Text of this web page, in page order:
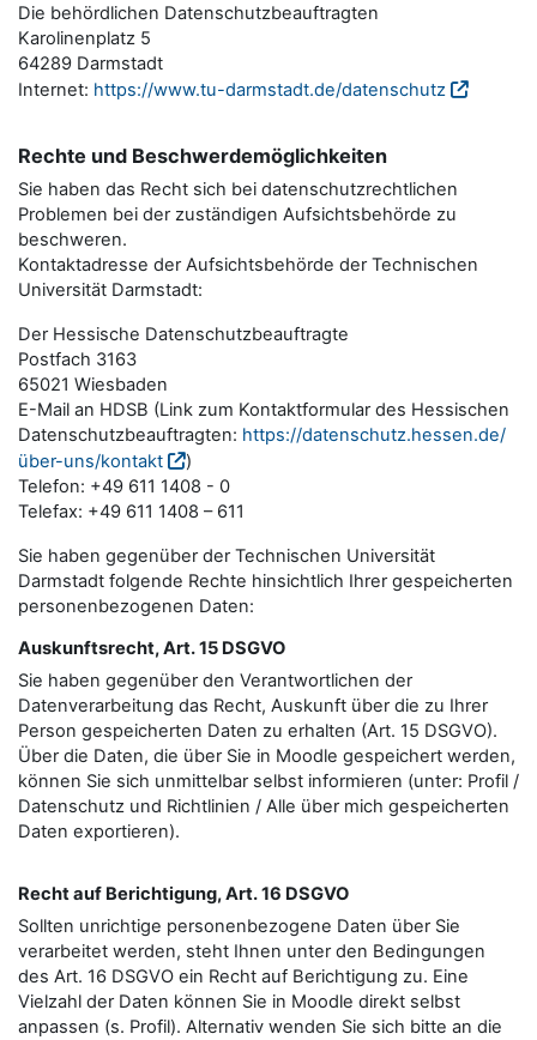
Die behördlichen Datenschutzbeauftragten
Karolinenplatz 5
64289 Darmstadt
Internet: https://www.tu-darmstadt.de/datenschutz
Rechte und Beschwerdemöglichkeiten
Sie haben das Recht sich bei datenschutzrechtlichen
Problemen bei der zuständigen Aufsichtsbehörde zu
beschweren.
Kontaktadresse der Aufsichtsbehörde der Technischen
Universität Darmstadt:
Der Hessische Datenschutzbeauftragte
Postfach 3163
65021 Wiesbaden
E-Mail an HDSB (Link zum Kontaktformular des Hessischen
Datenschutzbeauftragten: https://datenschutz.hessen.de/
über-uns/kontakt
)
Telefon: +49 611 1408 - 0
Telefax: +49 611 1408 – 611
Sie haben gegenüber der Technischen Universität
Darmstadt folgende Rechte hinsichtlich Ihrer gespeicherten
personenbezogenen Daten:
Auskunftsrecht, Art. 15 DSGVO
Sie haben gegenüber den Verantwortlichen der
Datenverarbeitung das Recht, Auskunft über die zu Ihrer
Person gespeicherten Daten zu erhalten (Art. 15 DSGVO).
Über die Daten, die über Sie in Moodle gespeichert werden,
können Sie sich unmittelbar selbst informieren (unter: Profil /
Datenschutz und Richtlinien / Alle über mich gespeicherten
Daten exportieren).
Recht auf Berichtigung, Art. 16 DSGVO
Sollten unrichtige personenbezogene Daten über Sie
verarbeitet werden, steht Ihnen unter den Bedingungen
des Art. 16 DSGVO ein Recht auf Berichtigung zu. Eine
Vielzahl der Daten können Sie in Moodle direkt selbst
anpassen (s. Profil). Alternativ wenden Sie sich bitte an die